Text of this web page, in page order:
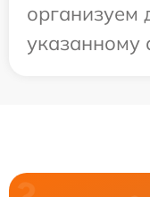
организуем
указанному